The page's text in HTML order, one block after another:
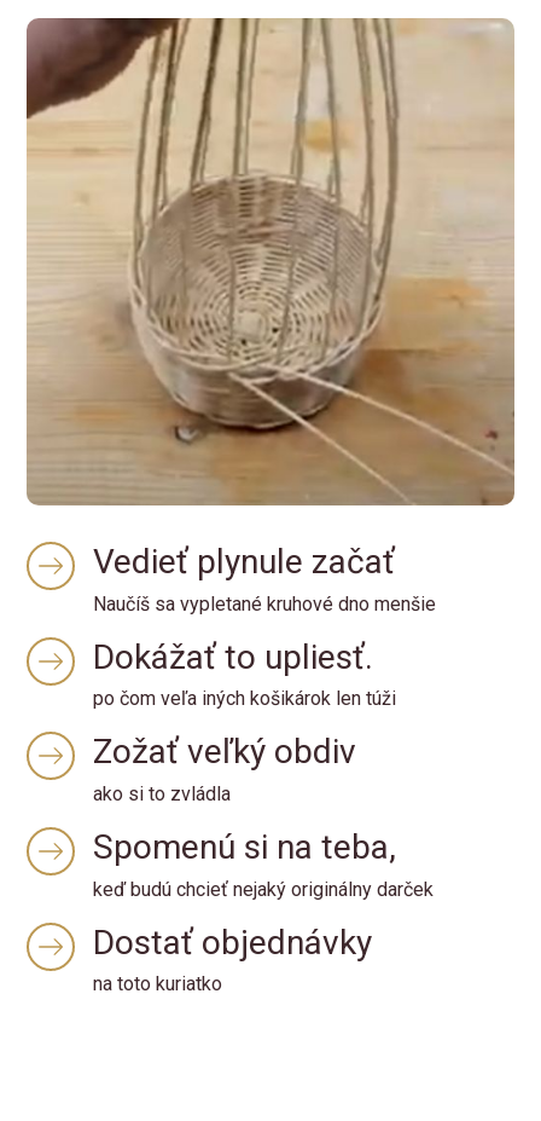
Vedieť plynule začať
Naučíš sa vypletané kruhové dno menšie
Dokážať to upliesť.
po čom veľa iných košikárok len túži
Zožať veľký obdiv
ako si to zvládla
Spomenú si na teba,
keď budú chcieť nejaký originálny darček
Dostať objednávky
na toto kuriatko